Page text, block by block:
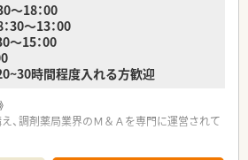
い方
～18：00
30～13：00
～15：00
時間程度入れる方歓迎
、調剤薬局業界のＭ＆Ａを専門に運営されて